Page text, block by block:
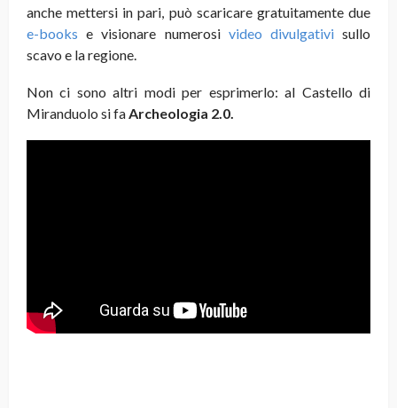
anche mettersi in pari, può scaricare gratuitamente due
e-bookse visionare numerosi video divulgativisullo
scavo e la regione.
Non ci sono altri modi per esprimerlo: al Castello di
Miranduolo si fa Archeologia 2.0.